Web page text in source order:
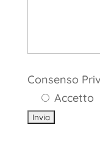
Consenso
Accetto